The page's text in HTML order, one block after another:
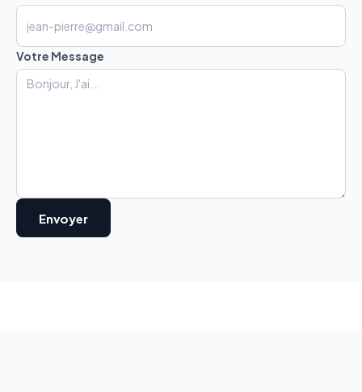
Votre Message